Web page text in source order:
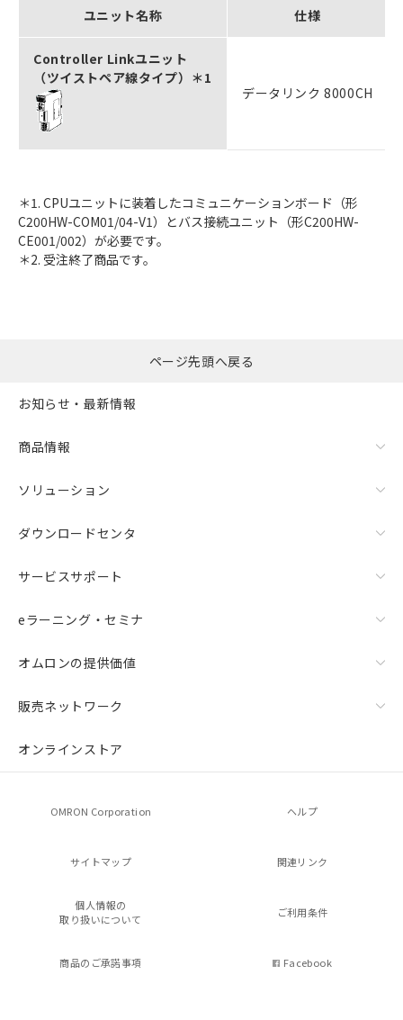
ユニット名称 仕様
Controller Linkユニット
（ツイストペア線タイプ）＊1
データリンク 8000CH
＊1. CPUユニットに装着したコミュニケーションボード（形
C200HW-COM01/04-V1）とバス接続ユニット（形C200HW-
CE001/002）が必要です。
＊2. 受注終了商品です。
ページ先頭へ戻る
お知らせ・最新情報
商品情報
ソリューション
ダウンロードセンタ
サービスサポート
eラーニング・セミナ
オムロンの提供価値
販売ネットワーク
オンラインストア
OMRON Corporation ヘルプ
サイトマップ 関連リンク
個人情報の
取り扱いについて
ご利用条件
商品のご承諾事項 Facebook